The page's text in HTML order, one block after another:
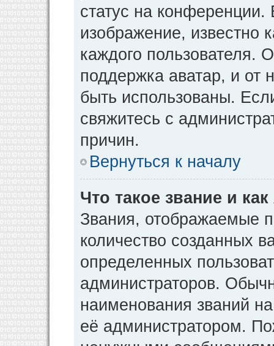
статус на
изображение, известно
каждого пользователя.
поддержка аватар, и от
быть использованы.
свяжитесь с
причин.
Вернуться к началу
Что такое звание и
Звания, отображаемые
количество созданных
определенных
администраторов.
наименования званий
её администратором.